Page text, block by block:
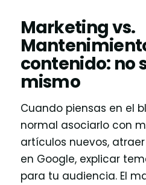
Marketing vs.
contenido: no
mismo
Cuando piensas en el
normal asociarlo con
artículos nuevos,
en Google, explicar
para tu audiencia. El